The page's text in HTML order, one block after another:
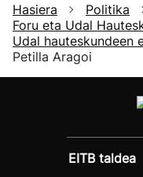
Hasiera Politika
Foru eta Udal
Udal hauteskundeen
Petilla Aragoi
EITB taldea